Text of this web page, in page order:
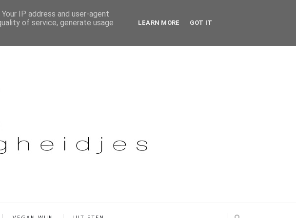
IP address and user-agent
of service, generate usage
LEARN MORE GOT IT